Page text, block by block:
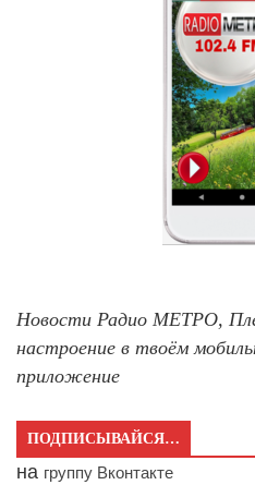
Новости Радио МЕТРО,
настроение в твоём
приложение
ПОДПИСЫВАЙСЯ…
на группу Вконтакте